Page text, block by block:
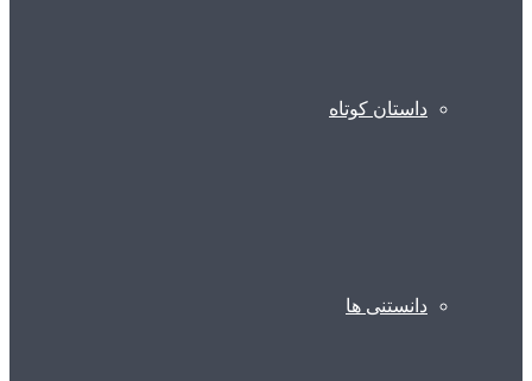
داستان کوتاه
دانستنی ها